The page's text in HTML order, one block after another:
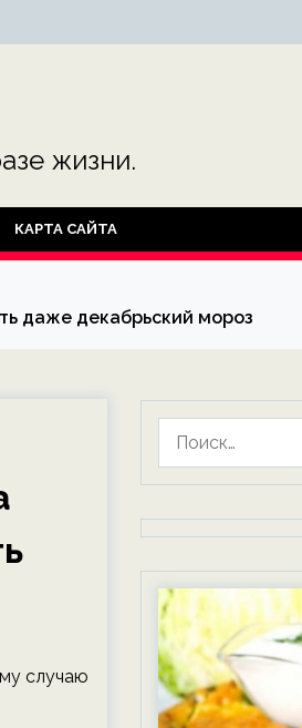
жизни.
КАРТА САЙТА
даже декабрьский мороз
случаю